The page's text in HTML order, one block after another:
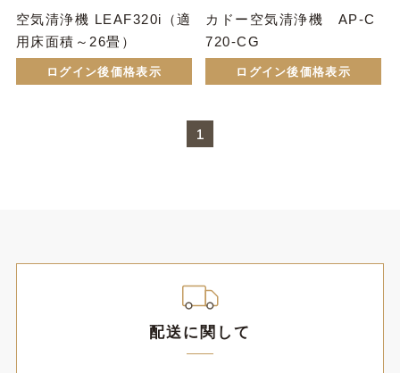
空気清浄機 LEAF320i（適
用床面積～26畳）
ログイン後価格表示
カドー空気清浄機 AP-C
720-CG
ログイン後価格表示
1
配送に関して